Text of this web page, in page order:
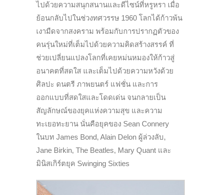
ไปด้วยความสนุกสนานและดีไซน์ที่หรูหรา เมื่อ
ย้อนกลับไปในช่วงทศวรรษ 1960 โลกได้ก้าวพ้น
เงามืดจากสงคราม พร้อมกับการปรากฏตัวของ
คนรุ่นใหม่ที่เต็มไปด้วยความคิดสร้างสรรค์ ที่
ช่วยเปลี่ยนแปลงโลกที่เคยหม่นหมองให้ก้าวสู่
อนาคตที่สดใส และเต็มไปด้วยความหวังด้วย
ศิลปะ ดนตรี ภาพยนตร์ แฟชั่น และการ
ออกแบบที่สดใสและโดดเด่น จนกลายเป็น
สัญลักษณ์ของยุคแห่งความสุข และความ
ทะเยอทะยาน นั่นคือยุคของ Sean Connery
ในบท James Bond, Alain Delon ผู้ล่วงลับ,
Jane Birkin, The Beatles, Mary Quant และ
มินิสเกิร์ตยุค Swinging Sixties